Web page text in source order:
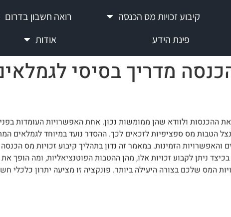
קיבוע זכויות מס הכנסה
רואה חשבון בדרום
פינת הידע אודות
מדריך בסיסי
ההכנסות ולוודא שהן ממומשות נכון. אחת האפשרויות העומדות
הטבות מס ספציפיות לזכאים לכך. ההסדר נועד במיוחד לגמלאים
הזמינות. במאמר זה נדון בתהליך קיבוע זכויות מס
ניתן לקבוע זכויות אלו, מהן ההטבות הפוטנציאליות, ומה הופך
המס שלכם בצורה היעילה ביותר. פונקציה זו מציעה יתרון כלכלי